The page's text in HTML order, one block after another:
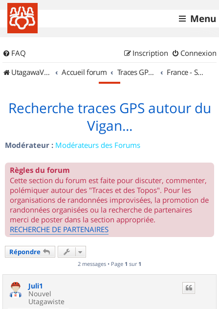
Menu
FAQ Connexion
Inscription
UtagawaVTT (Randos VTT et VTTAE avec traces GPS)
Accueil forum Traces GPS de randos VTT France - Sud Est
Recherche traces GPS autour du
Vigan...
Modérateur : Modérateurs des Forums
Règles du forum
Cette section du forum est faite pour discuter, commenter,
polémiquer autour des "Traces et des Topos". Pour les
organisations de randonnées improvisées, la promotion de
randonnées organisées ou la recherche de partenaires
merci de poster dans la section appropriée.
RECHERCHE DE PARTENAIRES
Répondre
2 messages • Page 1 sur 1
Juli1
Nouvel
Utagawiste